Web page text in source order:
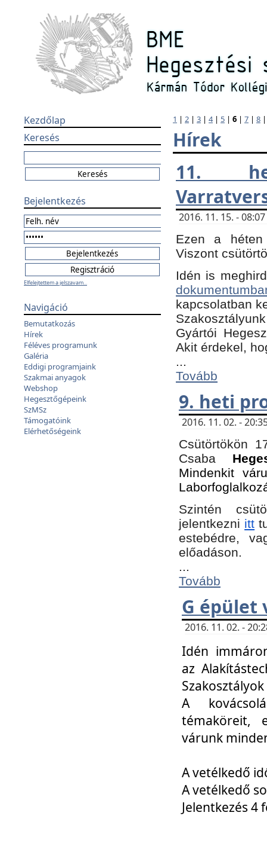
Kezdőlap
Keresés
Bejelentkezés
Elfelejtettem a jelszavam...
Navigáció
Bemutatkozás
Hírek
Féléves programunk
Galéria
Eddigi programjaink
Szakmai anyagok
Webshop
Hegesztőgépeink
SzMSz
Támogatóink
Elérhetőségeink
1 | 2 | 3 | 4| 5 | 6 | 7 | 8
Hírek
11.
2016. 11. 15. -
Ezen a héten
Viszont
Idén is
kapcsolatban
Gyártói
Akit érdekel,
...
Tovább
9. heti
2016. 11. 02. -
Csütörtökön
Csaba
Mindenkit
Szintén
jelentkezni itt
estebédre,
előadáson.
...
Tovább
G épület
2016. 11. 02. -
Idén
az
A
témaköreit,
várunk
A vetélkedő
A vetélkedő
Jelentkezés 4